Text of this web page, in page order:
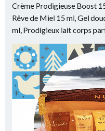
Crème Prodigieuse Boost
Rêve de Miel 15 ml, Gel
ml, Prodigieux lait corps